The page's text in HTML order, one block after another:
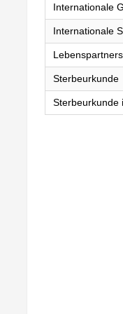
Internationale
Internationale
Sterbeurkunde
Sterbeurkunde